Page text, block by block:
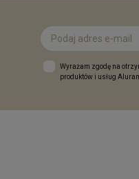
Wyrażam zgodę na
produktów i usług